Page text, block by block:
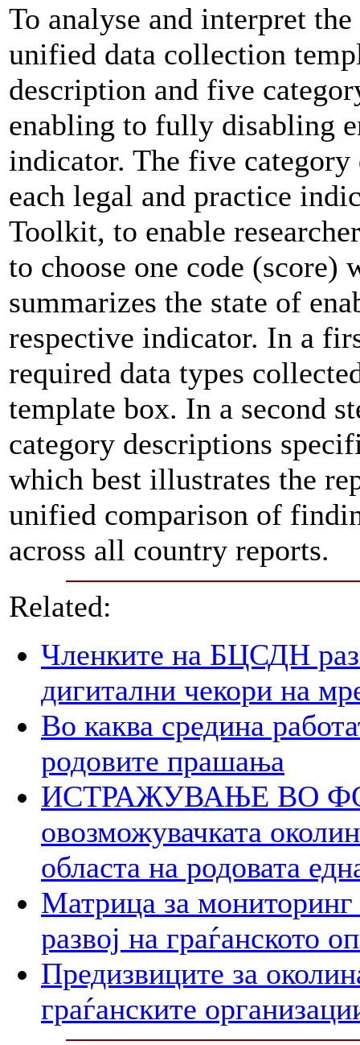
To analyse and interpret
unified data collection
description and five
enabling to fully disabling
indicator. The five
each legal and practice
Toolkit, to enable
to choose one code (score)
summarizes the state of
respective indicator. In a
required data types
template box. In a second
category descriptions
which best illustrates the
unified comparison of
across all country reports.
Related:
Членките на БЦСДН
дигитални чекори на
Во каква средина
родовите прашања
ИСТРАЖУВАЊЕ ВО
овозможувачката
областа на родовата
Матрица за мониторинг
развој на граѓанското
Предизвиците за
граѓанските